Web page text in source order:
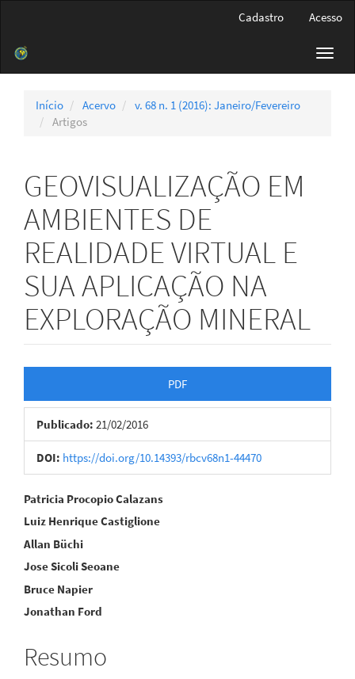
Barra
Cadastro Acesso
Início Acervo
v. 68 n. 1 (2016): Janeiro/Fevereiro
Artigos
GEOVISUALIZAÇÃO EM
AMBIENTES DE
REALIDADE VIRTUAL E
SUA APLICAÇÃO NA
EXPLORAÇÃO MINERAL
lateral
de
artigos
PDF
Publicado: 21/02/2016
DOI: https://doi.org/10.14393/rbcv68n1-44470
Conteúdo
do
artigo
principal
Patricia Procopio Calazans
Luiz Henrique Castiglione
Allan Büchi
Jose Sicoli Seoane
Bruce Napier
Jonathan Ford
Resumo